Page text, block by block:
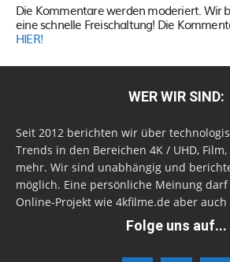
Die Kommentare werden moderiert. Wir
eine schnelle Freischaltung! Die
HIER!
WER WIR SIND:
Seit 2012 berichten wir über
Trends in den Bereichen 4K / UHD,
mehr. Wir sind unabhängig und
möglich. Eine persönliche Meinung
Online-Projekt wie 4kfilme.de aber
Folge uns auf...